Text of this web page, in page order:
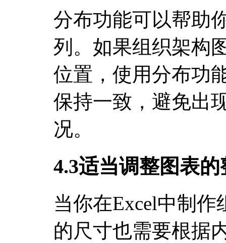
分布功能可以帮助
列。如果组织架构
位置，使用分布功
保持一致，避免出
况。
4.3适当调整图表
当你在Excel中制
的尺寸也需要根据